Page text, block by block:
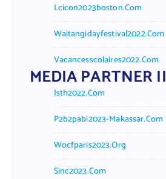
Lcicon2023boston.com
Waitangidayfestival2022.com
Vacancesscolaires2022.com
MEDIA PARTNER II
Isth2022.com
P2b2pabi2023-Makassar.com
Wocfparis2023.org
Sinc2023.com